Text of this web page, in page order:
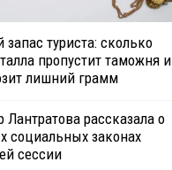
запас туриста: сколько
пропустит таможня и
лишний грамм
Лантратова рассказала о
социальных законах
сессии